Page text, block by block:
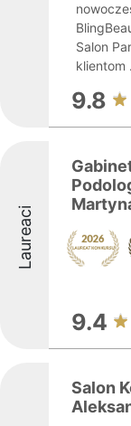
Salon
klientom
9.8
Laureaci
9.4
Salon